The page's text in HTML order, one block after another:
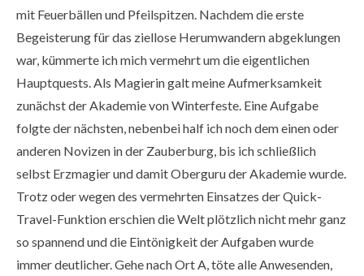
mit Feuerbällen und Pfeilspitzen. Nachdem die erste
Begeisterung für das ziellose Herumwandern abgeklungen
war, kümmerte ich mich vermehrt um die eigentlichen
Hauptquests. Als Magierin galt meine Aufmerksamkeit
zunächst der Akademie von Winterfeste. Eine Aufgabe
folgte der nächsten, nebenbei half ich noch dem einen oder
anderen Novizen in der Zauberburg, bis ich schließlich
selbst Erzmagier und damit Oberguru der Akademie wurde.
Trotz oder wegen des vermehrten Einsatzes der Quick-
Travel-Funktion erschien die Welt plötzlich nicht mehr ganz
so spannend und die Eintönigkeit der Aufgaben wurde
immer deutlicher. Gehe nach Ort A, töte alle Anwesenden,